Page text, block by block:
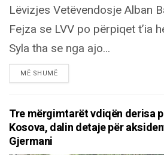
Lëvizjes Vetëvendosje Alban
Fejza se LVV po përpiqet t’ia
Syla tha se nga ajo...
MË SHUMËDETAILS
Tre mërgimtarët vdiqën derisa
Kosova, dalin detaje për
Gjermani